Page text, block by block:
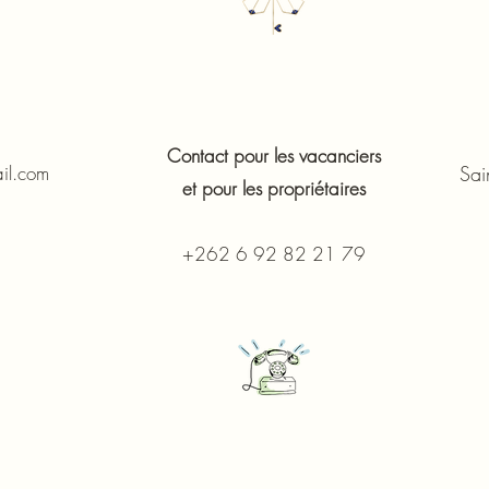
Contact pour les vacanciers
et pour les propriétaires
+262 6 92 82 21 79